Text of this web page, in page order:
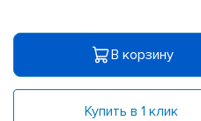
В корзину
Купить в 1 клик